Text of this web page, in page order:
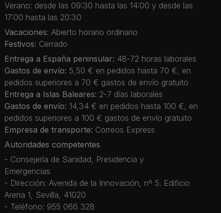
Verano: desde las 09:30 hasta las 14:00 y desde las
17:00 hasta las 20:30
Vacaciones: Abierto horario ordinario
Festivos: Cerrado
Entrega a España peninsular: 48-72 horas laborales
Gastos de envío: 5,50 € en pedidos hasta 70 €, en
pedidos superiores a 70 € gastos de envío gratuito
Entrega a Islas Baleares: 2-7 días laborales
Gastos de envío: 14,34 € en pedidos hasta 100 €, en
pedidos superiores a 100 € gastos de envío gratuito
Empresa de transporte: Correos Express
Autoridades competentes
- Consejería de Sanidad, Presidencia y
Emergencias
- Dirección: Avenida de la Innovación, nº 5. Edificio
Arena 1, Sevilla, 41020
- Teléfono: 955 066 328